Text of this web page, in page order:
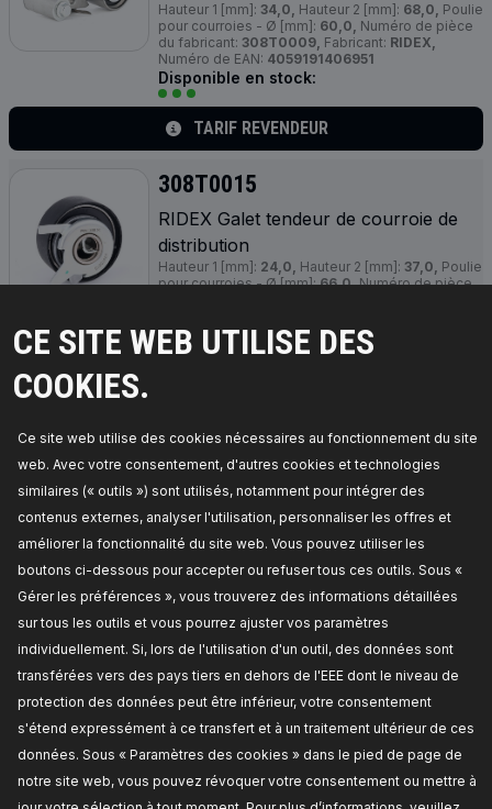
CE SITE WEB UTILISE DES
COOKIES.
Ce site web utilise des cookies nécessaires au fonctionnement du site
web. Avec votre consentement, d'autres cookies et technologies
similaires (« outils ») sont utilisés, notamment pour intégrer des
contenus externes, analyser l'utilisation, personnaliser les offres et
améliorer la fonctionnalité du site web. Vous pouvez utiliser les
boutons ci-dessous pour accepter ou refuser tous ces outils. Sous «
Gérer les préférences », vous trouverez des informations détaillées
sur tous les outils et vous pourrez ajuster vos paramètres
individuellement. Si, lors de l'utilisation d'un outil, des données sont
transférées vers des pays tiers en dehors de l'EEE dont le niveau de
protection des données peut être inférieur, votre consentement
s'étend expressément à ce transfert et à un traitement ultérieur de ces
données. Sous « Paramètres des cookies » dans le pied de page de
notre site web, vous pouvez révoquer votre consentement ou mettre à
Hauteur 1 [mm]: 34,0, Hauteur 2 [mm]: 68,0, Poulie
pour courroies - Ø [mm]: 60,0, Numéro de pièce
du fabricant: 308T0009, Fabricant: RIDEX,
Numéro de EAN: 4059191406951
Disponible en stock:
TARIF REVENDEUR
308T0015
RIDEX Galet tendeur de courroie de
distribution
Hauteur 1 [mm]: 24,0, Hauteur 2 [mm]: 37,0, Poulie
pour courroies - Ø [mm]:66,0,Numéro de pièce
Disponible en stock:
308T0042
RIDEX Galet tendeur de courroie de
distribution
Nombre de dents: 26,Hauteur 1 [mm]: 30,0,
Hauteur 2 [mm]:41,0,Poulie pour courroies - Ø
Numéro de pièce du fabricant:
308T0042,Fabricant:RIDEX,Numéro de EAN:
4059191222346
Disponible en stock:
TARIF REVENDEUR
308T0034
RIDEX Galet tendeur de courroie de
distribution
Hauteur 2 [mm]: